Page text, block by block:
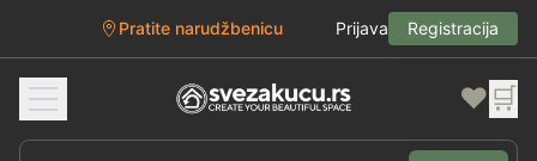
Pratite narudžbenicu Prijava Registracija
❤️ 🛒